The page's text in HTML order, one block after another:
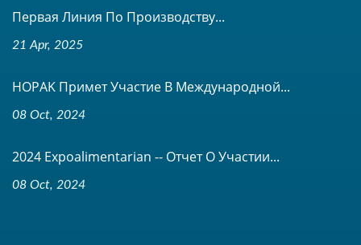
Первая Линия По Производству...
21 Apr, 2025
HOPAK Примет Участие В Международной...
08 Oct, 2024
2024 Expoalimentarian -- Отчет О Участии...
08 Oct, 2024